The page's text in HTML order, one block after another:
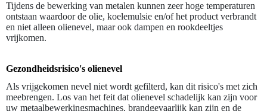
Tijdens de bewerking van metalen kunnen zeer hoge temperaturen
ontstaan waardoor de olie, koelemulsie en/of het product verbrandt
en niet alleen olienevel, maar ook dampen en rookdeeltjes
vrijkomen.
Gezondheidsrisico's olienevel
Als vrijgekomen nevel niet wordt gefilterd, kan dit risico's met zich
meebrengen. Los van het feit dat olienevel schadelijk kan zijn voor
uw metaalbewerkingsmachines, brandgevaarlijk kan zijn en de